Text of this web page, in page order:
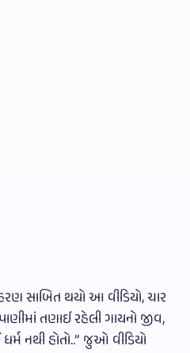
સાબિત થયો આ વીડિયો, ચાર
તણાઈ રહેલી ગાયનો જીવ,
નથી હોતો..” જુઓ વીડિયો